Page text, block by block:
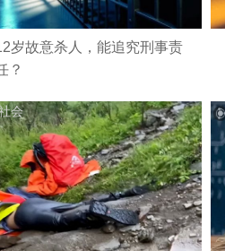
岁故意杀人，能追究刑事责
？
会